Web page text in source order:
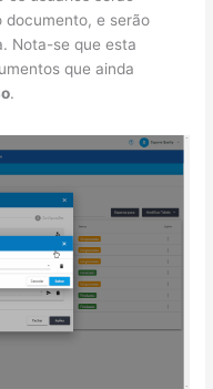
documento, e serão
Nota-se que esta
que ainda
.